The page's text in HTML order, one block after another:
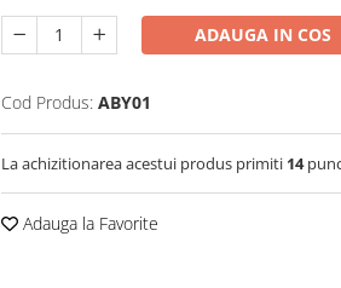
ADAUGA IN COS
Cod Produs: ABY01
La achizitionarea acestui produs primiti 14
Adauga la Favorite